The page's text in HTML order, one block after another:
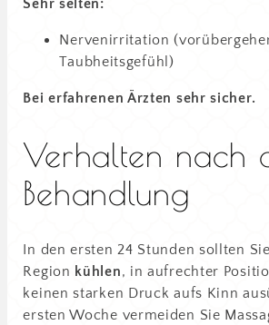
Sehr selten:
Nervenirritation
Taubheitsgefühl)
Bei erfahrenen Ärzten sehr sicher.
Verhalten nach
Behandlung
In den ersten 24 Stunden sollten
Region kühlen, in aufrechter
keinen starken Druck aufs Kinn
ersten Woche vermeiden Sie